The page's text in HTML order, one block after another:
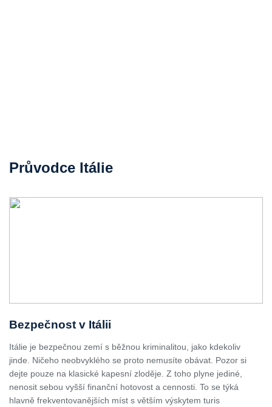
Průvodce Itálie
Bezpečnost v Itálii
Itálie je bezpečnou zemí s běžnou kriminalitou, jako kdekoliv
jinde. Ničeho neobvyklého se proto nemusíte obávat. Pozor si
dejte pouze na klasické kapesní zloděje. Z toho plyne jediné,
nenosit sebou vyšší finanční hotovost a cennosti. To se týká
hlavně frekventovanějších míst s větším výskytem turis